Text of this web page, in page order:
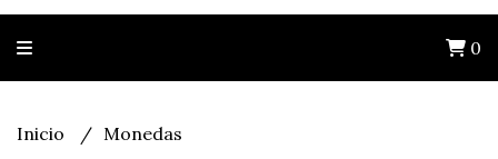
0
Inicio Monedas